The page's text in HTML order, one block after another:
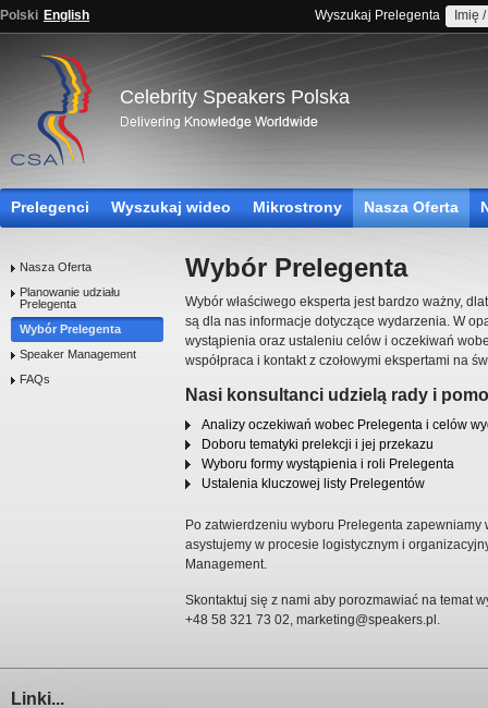
Polski English Wyszukaj Prelegenta
Celebrity Speakers Polska
Prelegenci Wyszukaj wideo Mikrostrony Nasza Oferta
Nasza Oferta
Planowanie udziału
Prelegenta
Wybór Prelegenta
Speaker Management
FAQs
Wybór Prelegenta
Wybór właściwego eksperta jest bardzo ważny,
są dla nas informacje dotyczące wydarzenia. W
wystąpienia oraz ustaleniu celów i oczekiwań
współpraca i kontakt z czołowymi ekspertami na
Nasi konsultanci udzielą rady i
Analizy oczekiwań wobec Prelegenta i celów
Doboru tematyki prelekcji i jej przekazu
Wyboru formy wystąpienia i roli Prelegenta
Ustalenia kluczowej listy Prelegentów
Po zatwierdzeniu wyboru Prelegenta
asystujemy w procesie logistycznym i
Management.
Skontaktuj się z nami aby porozmawiać na temat
+48 58 321 73 02, marketing@speakers.pl .
Linki...